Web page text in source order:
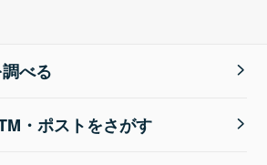
べる
・ポストをさがす